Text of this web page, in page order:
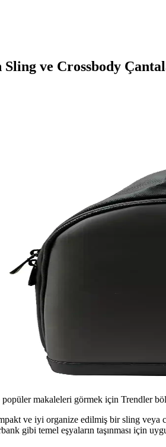
ve Crossbody
makaleleri görmek için Trendler
ve iyi organize edilmiş bir sling veya
gibi temel eşyaların taşınması için